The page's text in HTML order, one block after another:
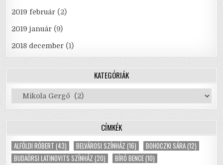
2019 február (2)
2019 január (9)
2018 december (1)
KATEGÓRIÁK
Kategóriák
CÍMKÉK
ALFÖLDI RÓBERT (43) BELVÁROSI SZÍNHÁZ (16) BOHOCZKI SÁRA(12)
BUDAÖRSI LATINOVITS SZÍNHÁZ (20) BÍRÓ BENCE(10)